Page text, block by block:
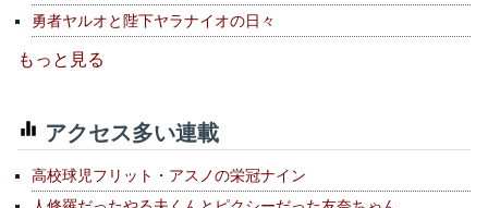
勇者ヤルオと陛下ヤラナイオの日々
もっと見る
アクセス多い連載
高校球児フリット・アスノの栄冠ナイン